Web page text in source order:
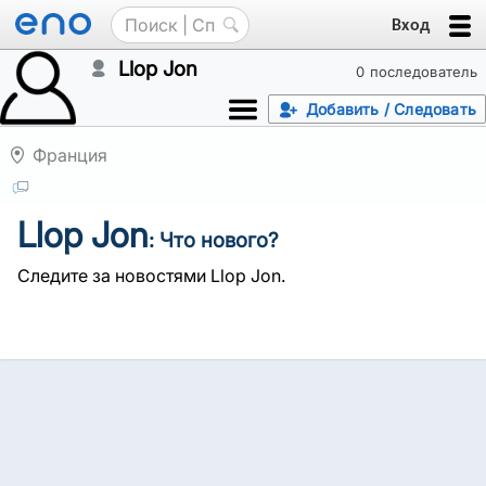
Вход
0 последователь
Llop Jon
Добавить / Следовать
Франция
Llop Jon: Что нового?
Следите за новостями Llop Jon.